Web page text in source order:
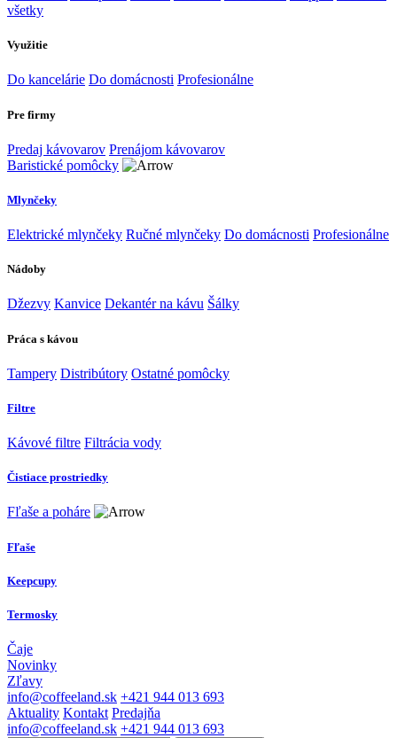
všetky
Využitie
Do kancelárie Do domácnosti Profesionálne
Pre firmy
Predaj kávovarov Prenájom kávovarov
Baristické pomôcky
Mlynčeky
Elektrické mlynčeky Ručné mlynčeky Do domácnosti Profesionálne
Nádoby
Džezvy Kanvice Dekantér na kávu Šálky
Práca s kávou
Tampery Distribútory Ostatné pomôcky
Filtre
Kávové filtre Filtrácia vody
Čistiace prostriedky
Fľaše a poháre
Fľaše
Keepcupy
Termosky
Čaje
Novinky
Zľavy
info@coffeeland.sk +421 944 013 693
Aktuality Kontakt Predajňa
info@coffeeland.sk +421 944 013 693